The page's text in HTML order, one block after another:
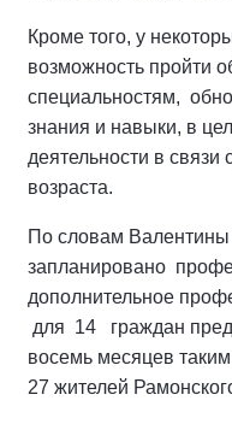
Кроме того, у
возможность пройти
специальностям,
знания и навыки, в
деятельности в связи
возраста.
По словам
запланировано
дополнительное
для 14 граждан
восемь месяцев
27 жителей